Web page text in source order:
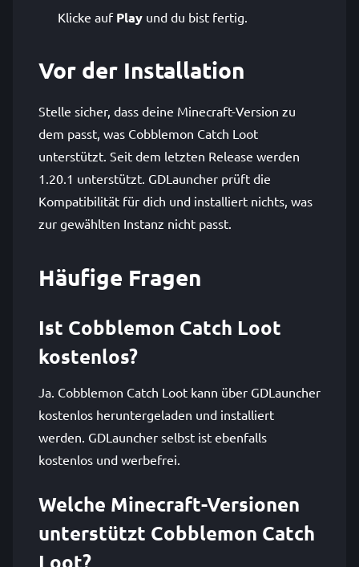
Klicke auf Play und du bist fertig.
Vor der Installation
Stelle sicher, dass deine Minecraft-Version zu
dem passt, was Cobblemon Catch Loot
unterstützt. Seit dem letzten Release werden
1.20.1 unterstützt. GDLauncher prüft die
Kompatibilität für dich und installiert nichts, was
zur gewählten Instanz nicht passt.
Häufige Fragen
Ist Cobblemon Catch Loot
kostenlos?
Ja. Cobblemon Catch Loot kann über GDLauncher
kostenlos heruntergeladen und installiert
werden. GDLauncher selbst ist ebenfalls
kostenlos und werbefrei.
Welche Minecraft-Versionen
unterstützt Cobblemon Catch
Loot?